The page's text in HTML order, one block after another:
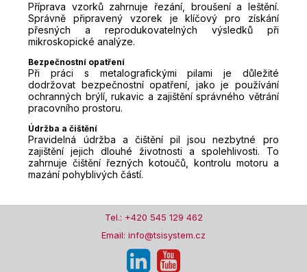
Příprava vzorků zahrnuje řezání, broušení a leštění.
Správně připravený vzorek je klíčový pro získání
přesných a reprodukovatelných výsledků při
mikroskopické analýze.
Bezpečnostní opatření
Při práci s metalografickými pilami je důležité
dodržovat bezpečnostní opatření, jako je používání
ochranných brýlí, rukavic a zajištění správného větrání
pracovního prostoru.
Údržba a čištění
Pravidelná údržba a čištění pil jsou nezbytné pro
zajištění jejich dlouhé životnosti a spolehlivosti. To
zahrnuje čištění řezných kotoučů, kontrolu motoru a
mazání pohyblivých částí.
Tel.: +420 545 129 462
Email: info@tsisystem.cz